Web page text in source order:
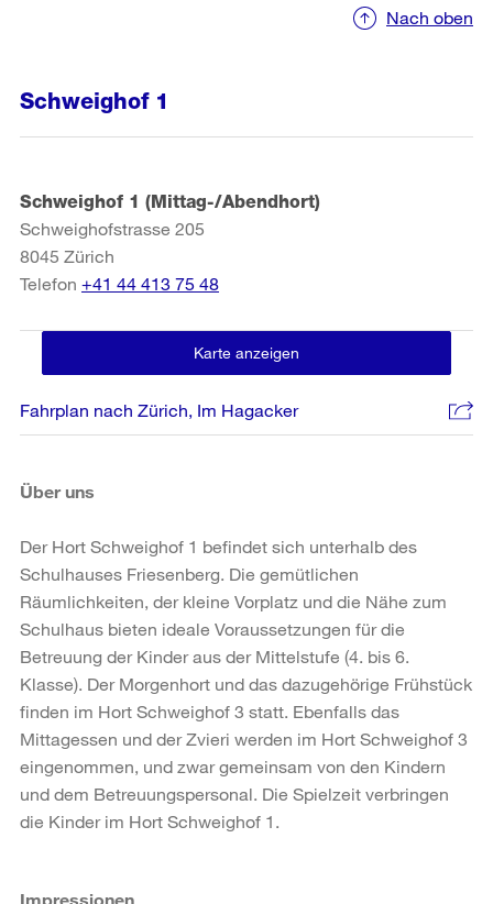
Nach oben
Schweighof 1
Schweighof 1 (Mittag-/Abendhort)
Schweighofstrasse 205
8045 Zürich
Telefon +41 44 413 75 48
Karte anzeigen
Fahrplan nach Zürich, Im Hagacker
Über uns
Der Hort Schweighof 1 befindet sich unterhalb des
Schulhauses Friesenberg. Die gemütlichen
Räumlichkeiten, der kleine Vorplatz und die Nähe zum
Schulhaus bieten ideale Voraussetzungen für die
Betreuung der Kinder aus der Mittelstufe (4. bis 6.
Klasse). Der Morgenhort und das dazugehörige Frühstück
finden im Hort Schweighof 3 statt. Ebenfalls das
Mittagessen und der Zvieri werden im Hort Schweighof 3
eingenommen, und zwar gemeinsam von den Kindern
und dem Betreuungspersonal. Die Spielzeit verbringen
die Kinder im Hort Schweighof 1.
Impressionen